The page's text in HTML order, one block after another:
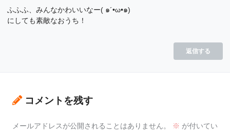
ふふふ、みんなかわいいなー( ๑´•ω•๑)
にしても素敵なおうち！
返信する
コメントを残す
メールアドレスが公開されることはありません。 ※ が付いてい